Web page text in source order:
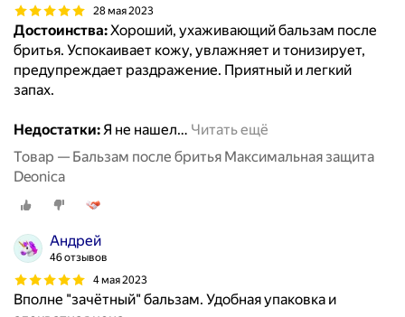
28 мая 2023
Достоинства:Хороший, ухаживающий бальзам после
бритья. Успокаивает кожу, увлажняет и тонизирует,
предупреждает раздражение. Приятный и легкий
запах.
Недостатки:Я не нашел… Читать ещё
Товар — Бальзам после бритья Максимальная защита
Deonica
Андрей
46 отзывов
4 мая 2023
Вполне "зачётный" бальзам. Удобная упаковка и